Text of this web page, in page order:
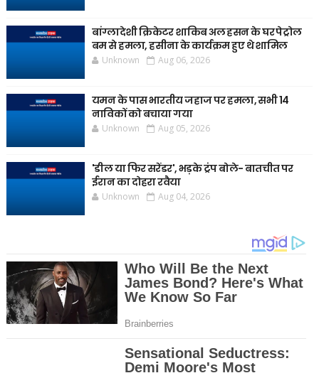
बांग्लादेशी क्रिकेटर शाकिब अल हसन के घर पेट्रोल
बम से हमला, हसीना के कार्यक्रम हुए थे शामिल
Unknown Aug 06, 2026
यमन के पास भारतीय जहाज पर हमला, सभी 14
नाविकों को बचाया गया
Unknown Aug 05, 2026
'डील या फिर सरेंडर', भड़के ट्रंप बोले- बातचीत पर
ईरान का दोहरा रवैया
Unknown Aug 04, 2026